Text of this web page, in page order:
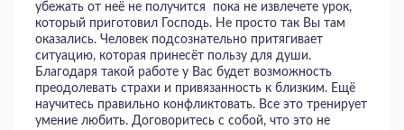
убежать от неё не получится пока не извлечете урок,
который приготовил Господь. Не просто так Вы там
оказались. Человек подсознательно притягивает
ситуацию, которая принесёт пользу для души.
Благодаря такой работе у Вас будет возможность
преодолевать страхи и привязанность к близким. Ещё
научитесь правильно конфликтовать. Все это тренирует
умение любить. Договоритесь с собой, что это не